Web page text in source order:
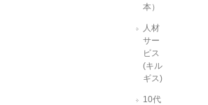
本）
人材
サー
ビス
(キル
ギス)
10代